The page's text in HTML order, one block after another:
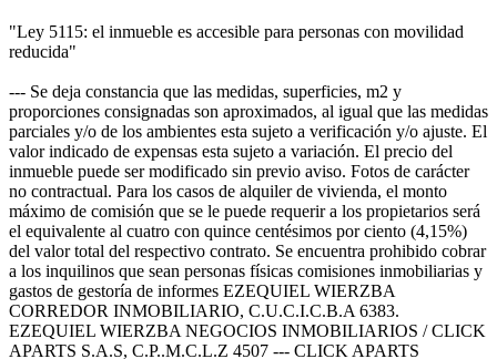
"Ley 5115: el inmueble es accesible para personas con movilidad
reducida"
--- Se deja constancia que las medidas, superficies, m2 y
proporciones consignadas son aproximados, al igual que las medidas
parciales y/o de los ambientes esta sujeto a verificación y/o ajuste. El
valor indicado de expensas esta sujeto a variación. El precio del
inmueble puede ser modificado sin previo aviso. Fotos de carácter
no contractual. Para los casos de alquiler de vivienda, el monto
máximo de comisión que se le puede requerir a los propietarios será
el equivalente al cuatro con quince centésimos por ciento (4,15%)
del valor total del respectivo contrato. Se encuentra prohibido cobrar
a los inquilinos que sean personas físicas comisiones inmobiliarias y
gastos de gestoría de informes EZEQUIEL WIERZBA
CORREDOR INMOBILIARIO, C.U.C.I.C.B.A 6383.
EZEQUIEL WIERZBA NEGOCIOS INMOBILIARIOS / CLICK
APARTS S.A.S, C.P..M.C.L.Z 4507 --- CLICK APARTS